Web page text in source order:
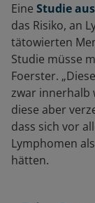
Eine Studie
das Risiko, an
tätowierten
Studie müsse
Foerster.
zwar innerhalb
diese aber
dass sich vor
Lymphomen
hätten.